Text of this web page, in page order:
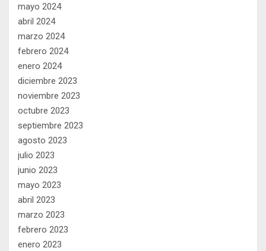
mayo 2024
abril 2024
marzo 2024
febrero 2024
enero 2024
diciembre 2023
noviembre 2023
octubre 2023
septiembre 2023
agosto 2023
julio 2023
junio 2023
mayo 2023
abril 2023
marzo 2023
febrero 2023
enero 2023